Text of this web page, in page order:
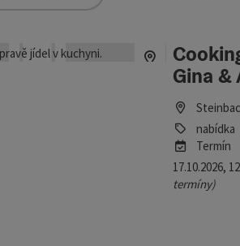
jejichž pomocí upřesníte výběr.
: Cooking Hanslmann – Kochkurs mit
Gina &
nabídka
Termín
17.10.2026,
termíny)